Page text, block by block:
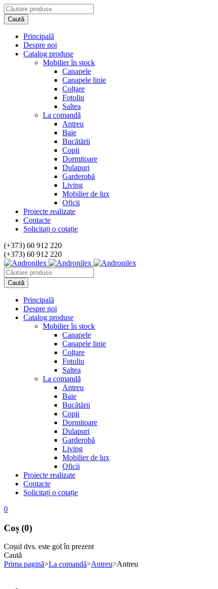
Principală
Despre noi
Catalog produse
Mobilier în stock
Canapele
Canapele linie
Colțare
Fotoliu
Saltea
La comandă
Antreu
Baie
Bucătării
Copii
Dormitoare
Dulapuri
Garderobă
Living
Mobilier de lux
Oficii
Proiecte realizate
Contacte
Solicitați o cotație
(+373) 60 912 220
(+373) 60 912 220
Principală
Despre noi
Catalog produse
Mobilier în stock
Canapele
Canapele linie
Colțare
Fotoliu
Saltea
La comandă
Antreu
Baie
Bucătării
Copii
Dormitoare
Dulapuri
Garderobă
Living
Mobilier de lux
Oficii
Proiecte realizate
Contacte
Solicitați o cotație
0
Coș (0)
Coșul dvs. este gol în prezent
Caută
Prima pagină>La comandă>Antreu>Antreu